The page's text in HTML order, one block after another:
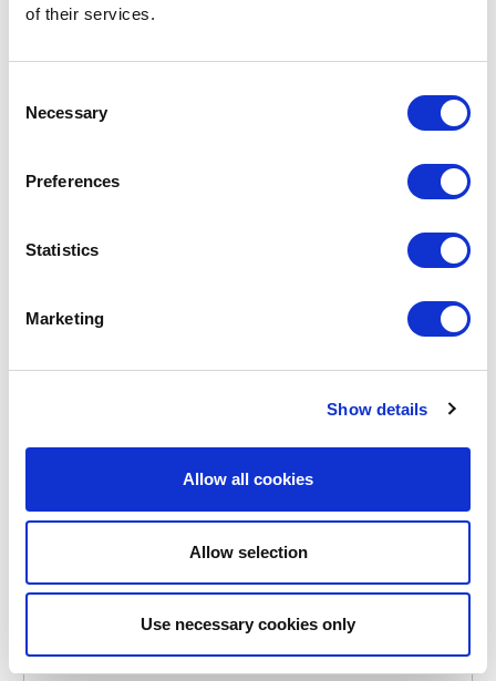
of their services.
Selection
Necessary
Preferences
Statistics
Marketing
Show details
Allow all cookies
Allow selection
Use necessary cookies only
POINT-VIRGULE
SPRITZBEUTELN
SATZ VON 24 SPRITZBEUTELN
7,95 €